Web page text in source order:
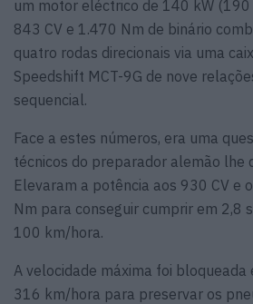
um motor eléctrico de 140 kW (190
843 CV e 1.470 Nm de binário
quatro rodas direcionais via uma
Speedshift MCT-9G de nove
sequencial.
Face a estes números, era uma
técnicos do preparador alemão lhe
Elevaram a potência aos 930 CV e
Nm para conseguir cumprir em 2,8
100 km/hora.
A velocidade máxima foi
316 km/hora para preservar os